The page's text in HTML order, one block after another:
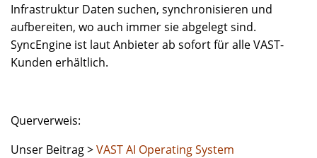
Infrastruktur Daten suchen, synchronisieren und
aufbereiten, wo auch immer sie abgelegt sind.
SyncEngine ist laut Anbieter ab sofort für alle VAST-
Kunden erhältlich.
Querverweis:
Unser Beitrag >VAST AI Operating System